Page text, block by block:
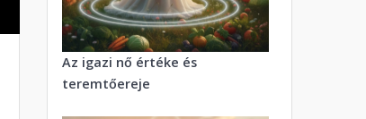
Az igazi nő értéke és
teremtőereje